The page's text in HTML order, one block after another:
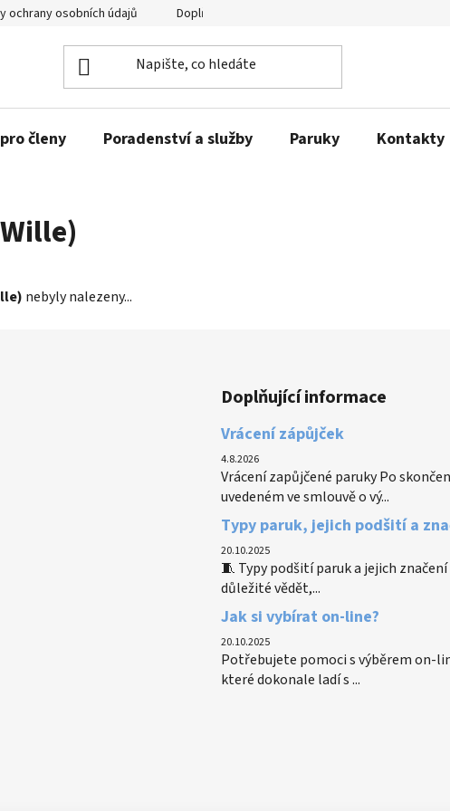
ochrany osobních údajů Doplňující informace
členy Poradenství a služby Paruky Kontakty
nebyly nalezeny...
Doplňující informace
Vrácení zápůjček
4.8.2026
Vrácení zapůjčené paruky Po
uvedeném ve smlouvě o vý...
Typy paruk, jejich podšití a
20.10.2025
🧵 Typy podšití paruk a jejich
důležité vědět,...
Jak si vybírat on-line?
20.10.2025
Potřebujete pomoci s výběrem on-
které dokonale ladí s ...